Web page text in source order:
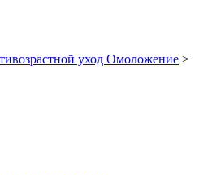
уход Омоложение >